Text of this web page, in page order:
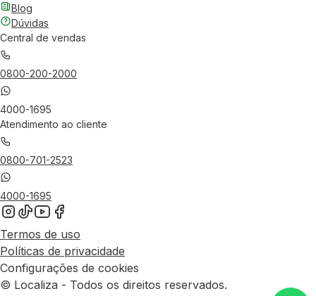
Blog
Dúvidas
Central de vendas
0800-200-2000
4000-1695
Atendimento ao cliente
0800-701-2523
4000-1695
Termos de uso
Políticas de privacidade
Configurações de cookies
© Localiza - Todos os direitos reservados.